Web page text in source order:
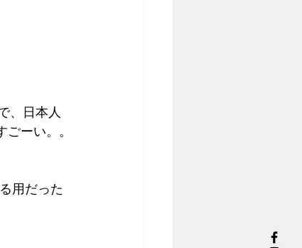
、日本人
ーい。。
用だった